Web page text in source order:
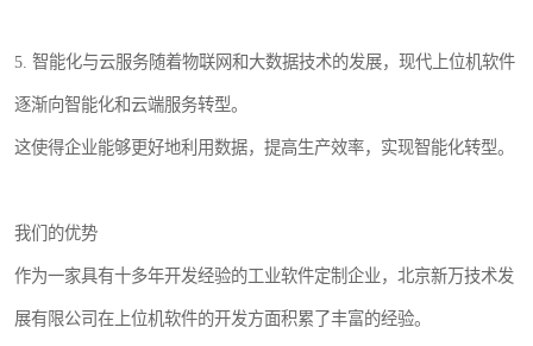
5. 智能化与云服务随着物联网和大数据技术的发展，现代上位机软件
逐渐向智能化和云端服务转型。
这使得企业能够更好地利用数据，提高生产效率，实现智能化转型。
我们的优势
作为一家具有十多年开发经验的工业软件定制企业，北京新万技术发
展有限公司在上位机软件的开发方面积累了丰富的经验。